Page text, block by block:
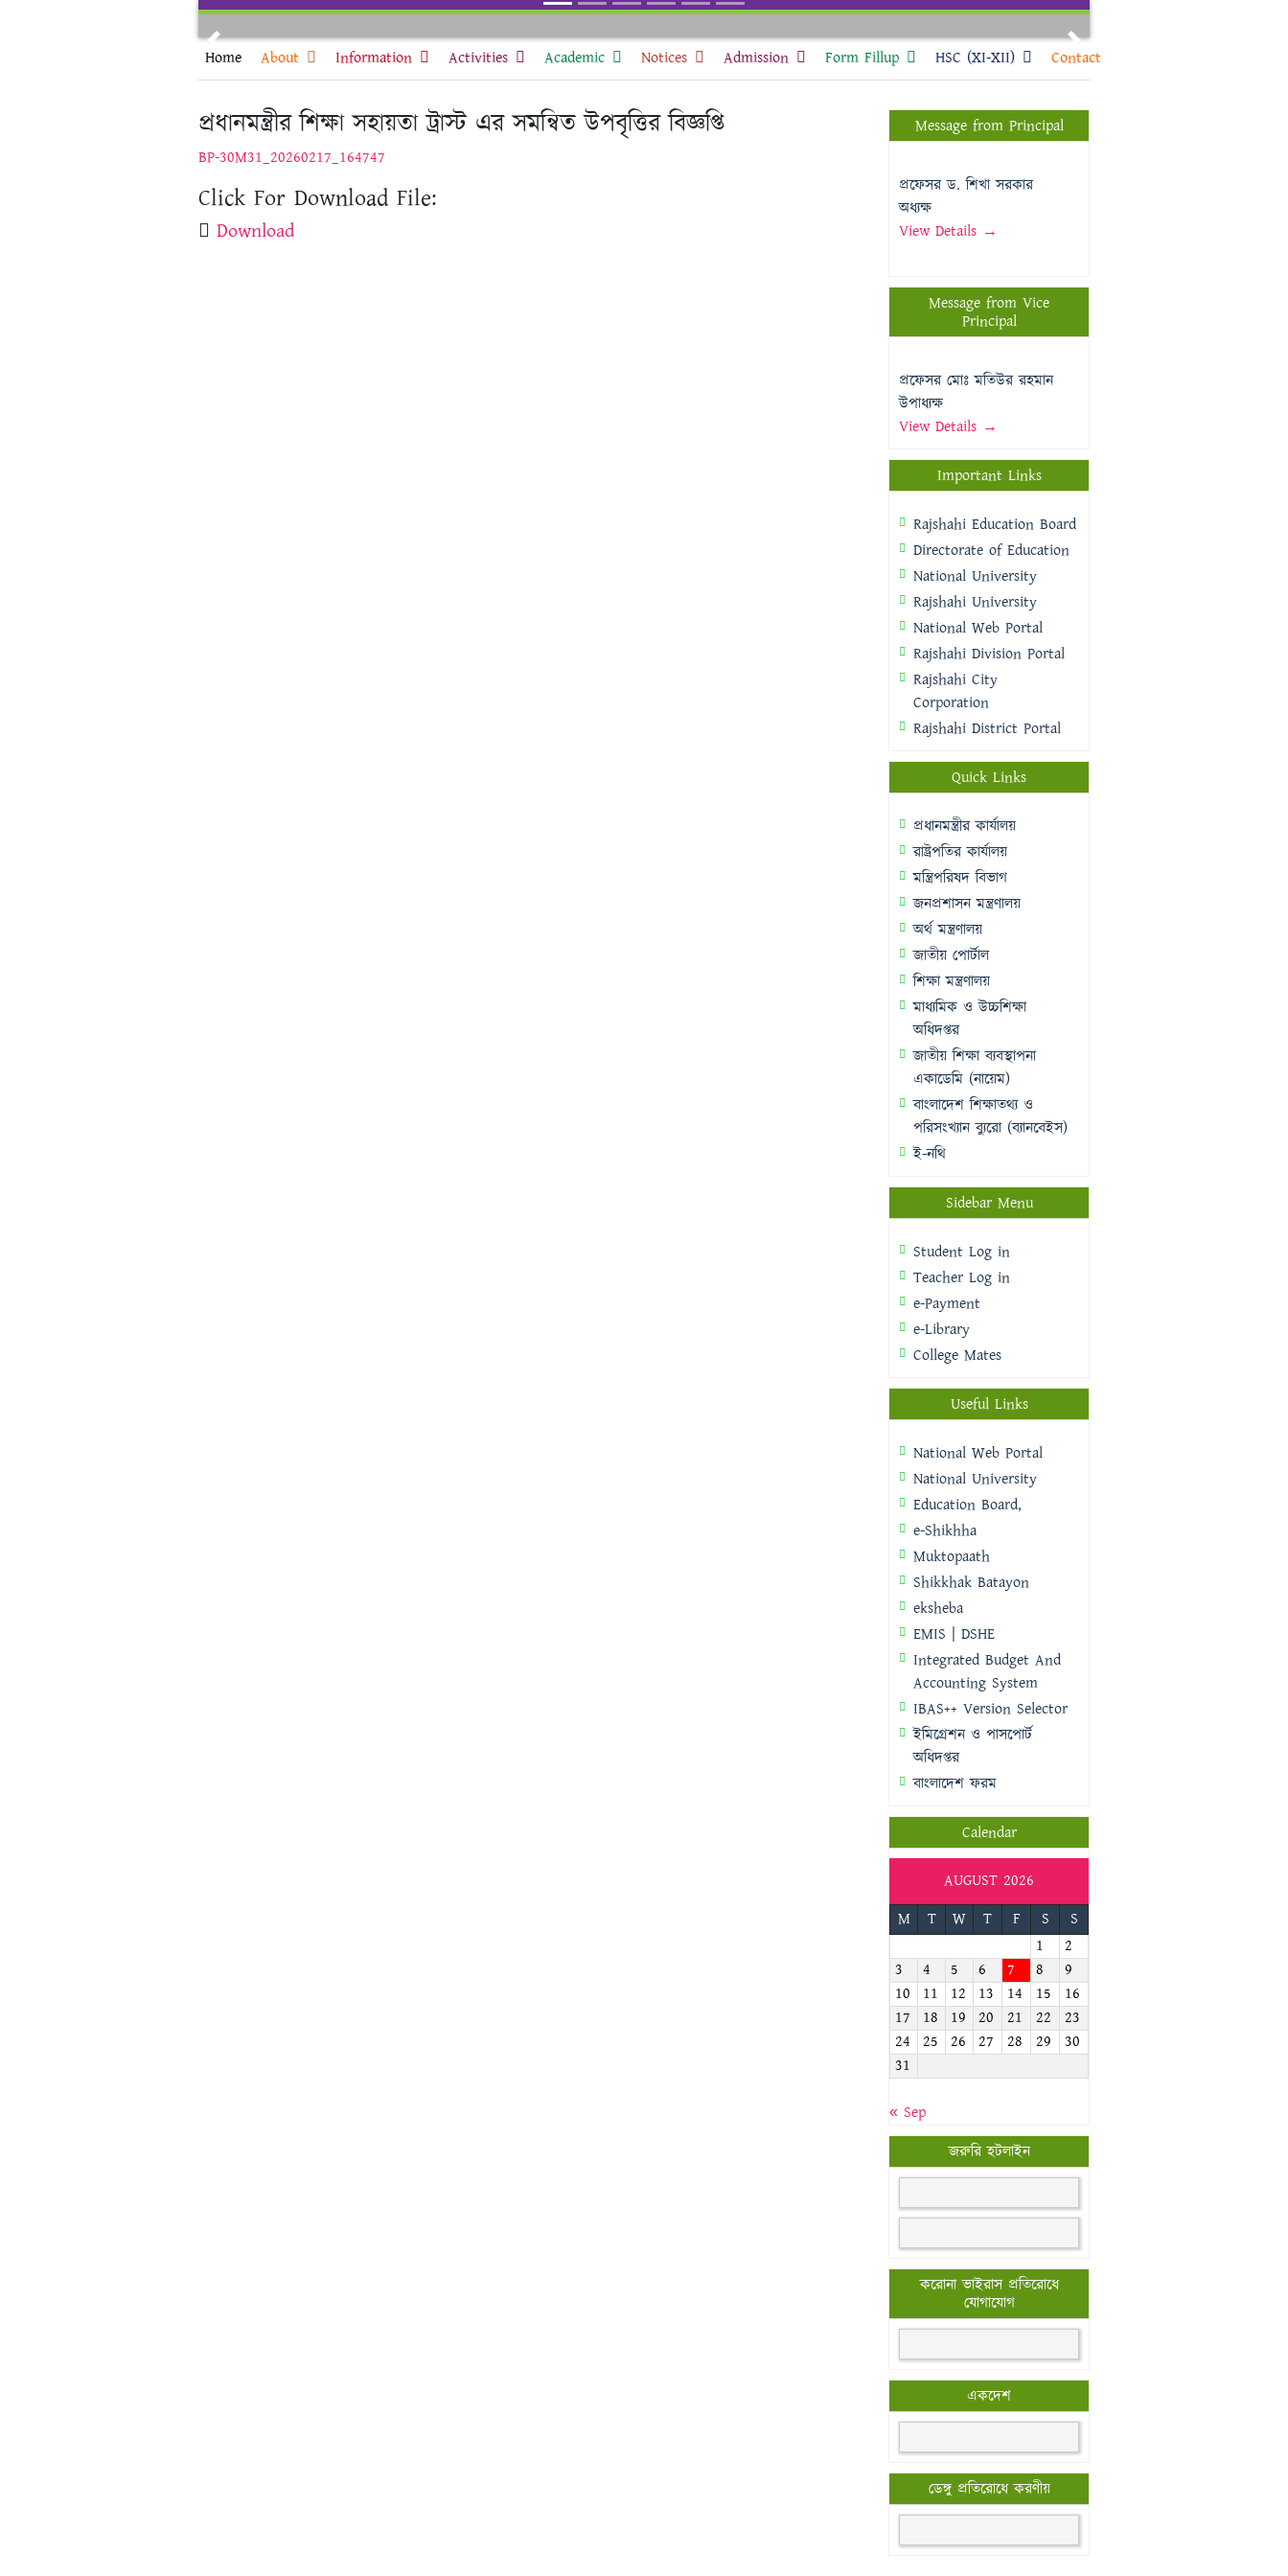
Previous Next
Home About Information Activities Academic Notices Admission Form Fillup HSC (XI-XII) Contact
প্রধানমন্ত্রীর শিক্ষা সহায়তা ট্রাস্ট এর সমন্বিত উপবৃত্তির বিজ্ঞপ্তি
BP-30M31_20260217_164747
Click For Download File:
Download
Message from Principal
প্রফেসর ড. শিখা সরকার
অধ্যক্ষ
View Details →
Message from Vice
Principal
প্রফেসর মোঃ মতিউর রহমান
উপাধ্যক্ষ
View Details →
Important Links
Rajshahi Education Board
Directorate of Education
National University
Rajshahi University
National Web Portal
Rajshahi Division Portal
Rajshahi City
Corporation
Rajshahi District Portal
Quick Links
প্রধানমন্ত্রীর কার্যালয়
রাষ্ট্রপতির কার্যালয়
মন্ত্রিপরিষদ বিভাগ
জনপ্রশাসন মন্ত্রণালয়
অর্থ মন্ত্রণালয়
জাতীয় পোর্টাল
শিক্ষা মন্ত্রণালয়
মাধ্যমিক ও উচ্চশিক্ষা
অধিদপ্তর
জাতীয় শিক্ষা ব্যবস্থাপনা
একাডেমি (নায়েম)
বাংলাদেশ শিক্ষাতথ্য ও
পরিসংখ্যান ব্যুরো (ব্যানবেইস)
ই-নথি
Sidebar Menu
Student Log in
Teacher Log in
e-Payment
e-Library
College Mates
Useful Links
National Web Portal
National University
Education Board,
e-Shikhha
Muktopaath
Shikkhak Batayon
eksheba
EMIS | DSHE
Integrated Budget And
Accounting System
IBAS++ Version Selector
ইমিগ্রেশন ও পাসপোর্ট
অধিদপ্তর
বাংলাদেশ ফরম
Calendar
AUGUST 2026
M
T W T F S
S
1
2
3
4 5 6 7 8
9
10
11 12 13 14 15
16
17
18 19 20 21 22
23
24
25 26 27 28 29
30
31
« Sep
জরুরি হটলাইন
করোনা ভাইরাস প্রতিরোধে
যোগাযোগ
একদেশ
ডেঙ্গু প্রতিরোধে করণীয়